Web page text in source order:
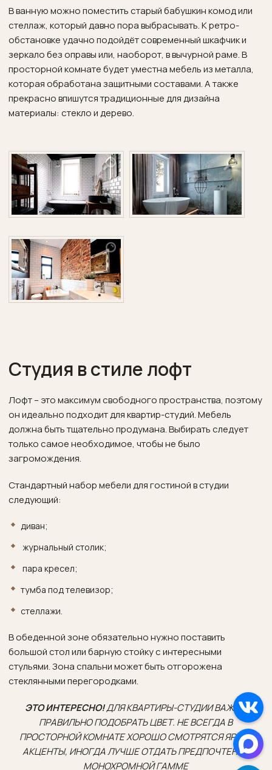
В ванную можно поместить старый бабушкин комод или
стеллаж, который давно пора выбрасывать. К ретро-
обстановке удачно подойдёт современный шкафчик и
зеркало без оправы или, наоборот, в вычурной раме. В
просторной комнате будет уместна мебель из металла,
которая обработана защитными составами. А также
прекрасно впишутся традиционные для дизайна
материалы: стекло и дерево.
Студия в стиле лофт
Лофт – это максимум свободного пространства, поэтому
он идеально подходит для квартир-студий. Мебель
должна быть тщательно продумана. Выбирать следует
только самое необходимое, чтобы не было
загромождения.
Стандартный набор мебели для гостиной в студии
следующий:
диван;
журнальный столик;
пара кресел;
тумба под телевизор;
стеллажи.
В обеденной зоне обязательно нужно поставить
большой стол или барную стойку с интересными
стульями. Зона спальни может быть отгорожена
стеклянными перегородками.
ЭТО ИНТЕРЕСНО!ДЛЯ КВАРТИРЫ-СТУДИИ ВАЖНО
ПРАВИЛЬНО ПОДОБРАТЬ ЦВЕТ. НЕ ВСЕГДА В
ПРОСТОРНОЙ КОМНАТЕ ХОРОШО СМОТРЯТСЯ ЯРКИЕ
АКЦЕНТЫ, ИНОГДА ЛУЧШЕ ОТДАТЬ ПРЕДПОЧТЕНИЕ
МОНОХРОМНОЙ ГАММЕ